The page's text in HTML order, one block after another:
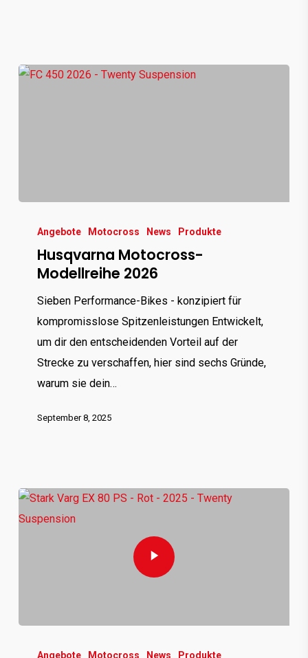
Motocross-
Modellreihe
2026
Angebote Motocross News Produkte
Husqvarna Motocross-
Modellreihe 2026
Sieben Performance-Bikes - konzipiert für
kompromisslose Spitzenleistungen Entwickelt,
um dir den entscheidenden Vorteil auf der
Strecke zu verschaffen, hier sind sechs Gründe,
warum sie dein…
September 8, 2025
Angebote Motocross News Produkte